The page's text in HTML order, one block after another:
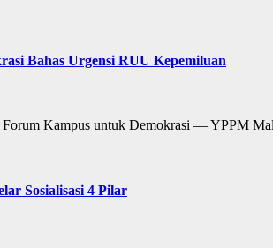
Bahas Urgensi RUU Kepemiluan
Kampus untuk Demokrasi — YPPM
Sosialisasi 4 Pilar